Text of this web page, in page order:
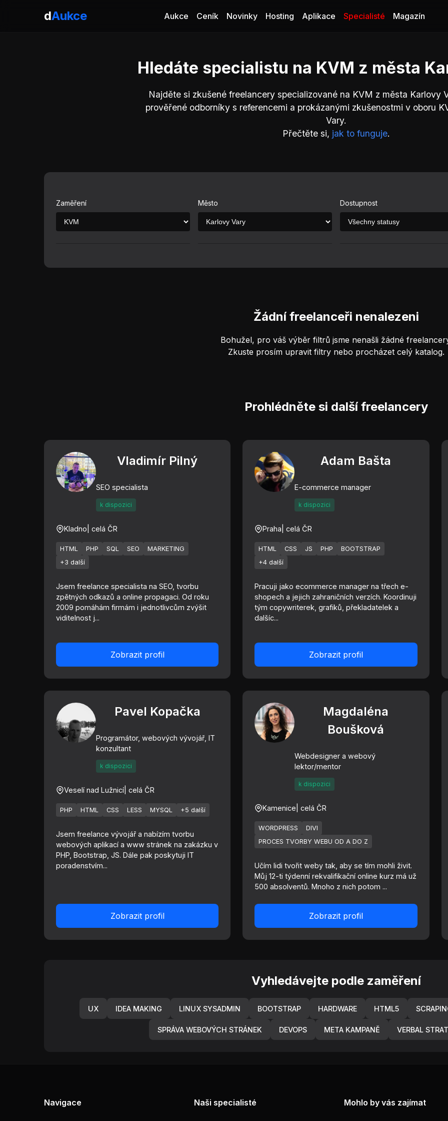
dAukce Aukce Ceník Novinky Hosting Aplikace Specialisté Magazín
Hledáte specialistu na KVM z města
Najděte si zkušené freelancery specializované na KVM z města Karlovy
prověřené odborníky s referencemi a prokázanými zkušenostmi v oboru
Vary.
Přečtěte si, jak to funguje.
Zaměření Město Dostupnost
Žádní freelanceři nenalezeni
Bohužel, pro váš výběr filtrů jsme nenašli žádné
Zkuste prosím upravit filtry nebo procházet celý katalog.
Prohlédněte si další freelancery
Vladimír Pilný
SEO specialista
k dispozici
Kladno | celá ČR
HTML PHP SQL SEO
MARKETING
+3 další
Jsem freelance specialista na SEO, tvorbu
zpětných odkazů a online propagaci. Od roku
2009 pomáhám firmám i jednotlivcům zvýšit
viditelnost j...
Zobrazit profil
Adam Bašta
E-commerce manager
k dispozici
Praha | celá ČR
HTML CSS JS PHP
BOOTSTRAP
+4 další
Pracuji jako ecommerce manager na třech e-
shopech a jejich zahraničních verzích. Koordinuji
tým copywriterek, grafiků, překladatelek a
dalšíc...
Zobrazit profil
Pavel Kopačka
Programátor, webových vývojář, IT
konzultant
k dispozici
Veselí nad Lužnicí | celá ČR
PHP HTML CSS LESS MYSQL +5 další
Jsem freelance vývojář a nabízím tvorbu
webových aplikací a www stránek na zakázku v
PHP, Bootstrap, JS. Dále pak poskytuji IT
poradenstvím...
Zobrazit profil
Magdaléna
Boušková
Webdesigner a webový
lektor/mentor
k dispozici
Kamenice | celá ČR
WORDPRESS
DIVI
PROCES TVORBY WEBU OD A DO Z
Učím lidi tvořit weby tak, aby se tím mohli živit.
Můj 12-ti týdenní rekvalifikační online kurz má už
500 absolventů. Mnoho z nich potom ...
Zobrazit profil
Vyhledávejte podle zaměření
UX IDEA MAKING LINUX SYSADMIN BOOTSTRAP HARDWARE HTML5
SPRÁVA WEBOVÝCH STRÁNEK DEVOPS META KAMPANĚ VERBAL
Navigace Naši specialisté Mohlo by vás zajímat